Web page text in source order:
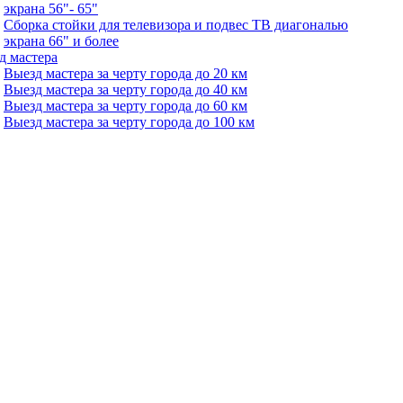
экрана 56"- 65"
Сборка стойки для телевизора и подвес ТВ диагональю
экрана 66" и более
мастера
Выезд мастера за черту города до 20 км
Выезд мастера за черту города до 40 км
Выезд мастера за черту города до 60 км
Выезд мастера за черту города до 100 км